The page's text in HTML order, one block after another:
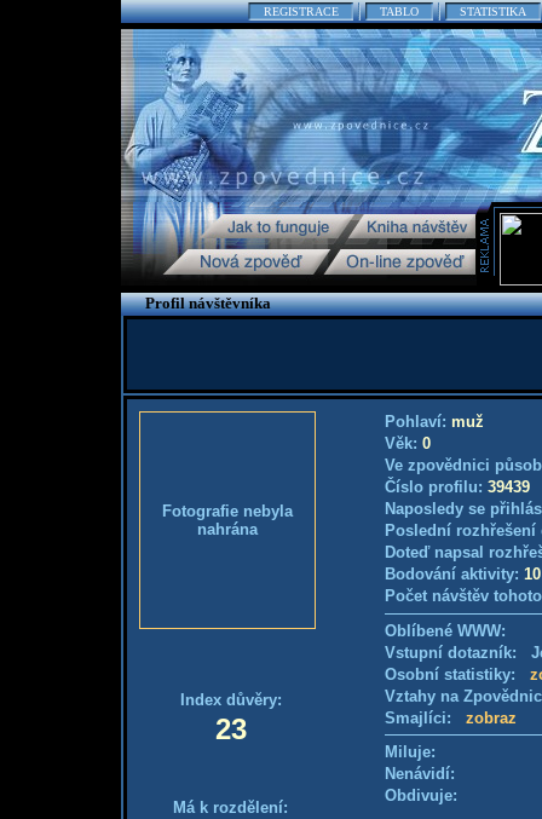
REGISTRACE TABLO STATISTIKA
Profil návštěvníka
Fotografie nebyla
nahrána
Index důvěry:
23
Má k rozdělení:
Pohlaví: muž
Věk: 0
Ve zpovědnici
Číslo profilu: 39439
Naposledy se
Poslední
Doteď napsal
Bodování aktivity:
Počet návštěv
Oblíbené WWW:
Vstupní dotazník:
Osobní statistiky:
Vztahy na
Smajlíci: zobraz
Miluje:
Nenávidí:
Obdivuje: